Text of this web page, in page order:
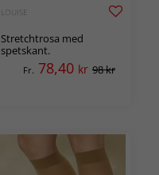
LOUISE
Stretchtrosa med
spetskant.
Fr. 78,40 kr 98 kr